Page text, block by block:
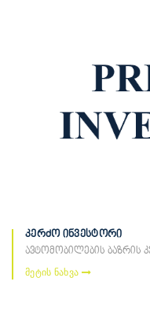
კერძო ინვესტორი
ავტომობილების ბაზრის
მეტის ნახვა